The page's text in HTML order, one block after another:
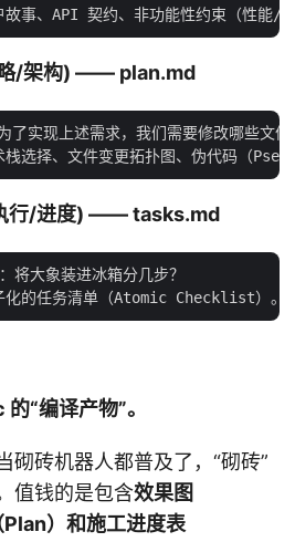
/架构) —— plan.md
实现上述需求，我们需要修改哪些文件
行/进度) —— tasks.md
大象装进冰箱分几步？
“编译产物”。
砌砖机器人都普及了，“砌砖”
值钱的是包含效果图
Plan）和施工进度表